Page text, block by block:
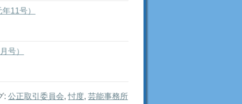
11号）
号）
: 公正取引委員会,忖度, 芸能事務所